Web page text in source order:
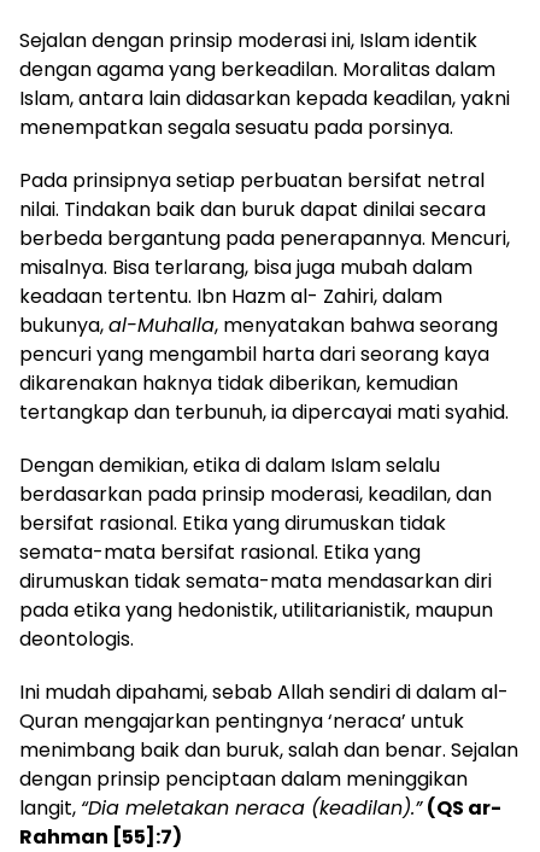
Sejalan dengan prinsip moderasi ini, Islam identik
dengan agama yang berkeadilan. Moralitas dalam
Islam, antara lain didasarkan kepada keadilan, yakni
menempatkan segala sesuatu pada porsinya.
Pada prinsipnya setiap perbuatan bersifat netral
nilai. Tindakan baik dan buruk dapat dinilai secara
berbeda bergantung pada penerapannya. Mencuri,
misalnya. Bisa terlarang, bisa juga mubah dalam
keadaan tertentu. Ibn Hazm al- Zahiri, dalam
bukunya,al-Muhalla, menyatakan bahwa seorang
pencuri yang mengambil harta dari seorang kaya
dikarenakan haknya tidak diberikan, kemudian
tertangkap dan terbunuh, ia dipercayai mati syahid.
Dengan demikian, etika di dalam Islam selalu
berdasarkan pada prinsip moderasi, keadilan, dan
bersifat rasional. Etika yang dirumuskan tidak
semata-mata bersifat rasional. Etika yang
dirumuskan tidak semata-mata mendasarkan diri
pada etika yang hedonistik, utilitarianistik, maupun
deontologis.
Ini mudah dipahami, sebab Allah sendiri di dalam al-
Quran mengajarkan pentingnya ‘neraca’ untuk
menimbang baik dan buruk, salah dan benar. Sejalan
dengan prinsip penciptaan dalam meninggikan
langit, “Dia meletakan neraca (keadilan).” (QS ar-
Rahman [55]:7)